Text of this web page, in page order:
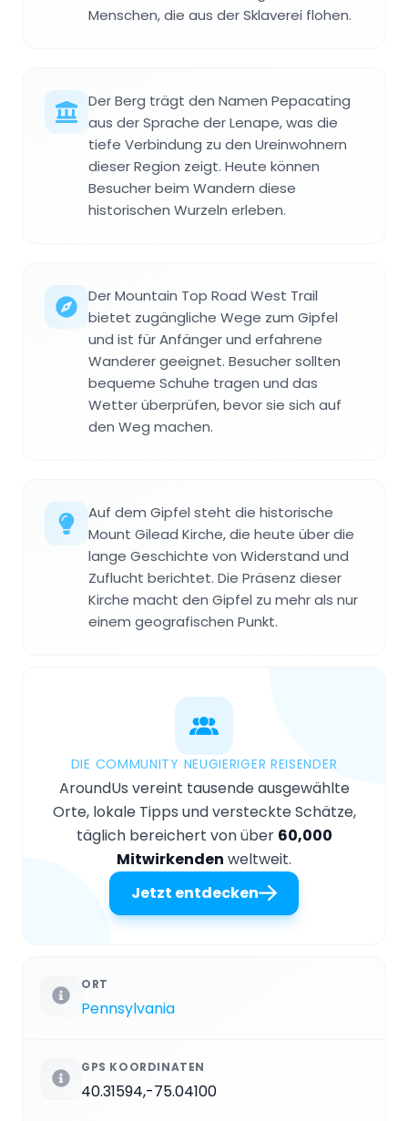
Menschen, die aus der Sklaverei flohen.
Der Berg trägt den Namen Pepacating
aus der Sprache der Lenape, was die
tiefe Verbindung zu den Ureinwohnern
dieser Region zeigt. Heute können
Besucher beim Wandern diese
historischen Wurzeln erleben.
Der Mountain Top Road West Trail
bietet zugängliche Wege zum Gipfel
und ist für Anfänger und erfahrene
Wanderer geeignet. Besucher sollten
bequeme Schuhe tragen und das
Wetter überprüfen, bevor sie sich auf
den Weg machen.
Auf dem Gipfel steht die historische
Mount Gilead Kirche, die heute über die
lange Geschichte von Widerstand und
Zuflucht berichtet. Die Präsenz dieser
Kirche macht den Gipfel zu mehr als nur
einem geografischen Punkt.
DIE COMMUNITY NEUGIERIGER REISENDER
AroundUs vereint tausende ausgewählte
Orte, lokale Tipps und versteckte Schätze,
täglich bereichert von über 60,000
Mitwirkenden weltweit.
Jetzt entdecken
ORT
Pennsylvania
GPS KOORDINATEN
40.31594,-75.04100